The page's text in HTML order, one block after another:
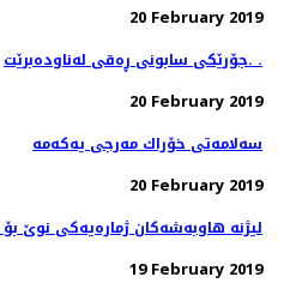
20 February 2019
جۆرێكی سابونی ڕه‌قی له‌ناوده‌برێت. .
20 February 2019
20 February 2019
لیژنه‌ هاوبه‌شه‌كان ژماره‌یه‌كی نوێ
19 February 2019